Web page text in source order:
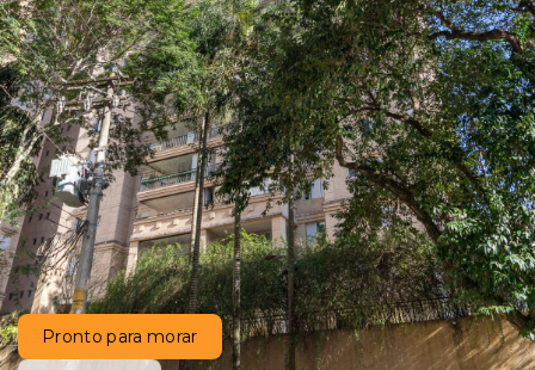
Pronto para morar